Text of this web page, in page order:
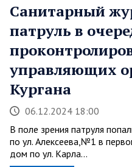
Санитарный
патруль в
управляющих
Кургана
06.12.2024 18:00
В поле зрения патруля
по ул. Алексеева,№1 в
дом по ул. Карла…